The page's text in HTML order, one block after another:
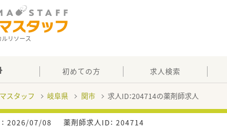
リソース
初めての方 求人検索
スタッフ 岐阜県 関市 求人ID：204714の薬剤師求人
2026/07/08 薬剤師求人ID： 204714